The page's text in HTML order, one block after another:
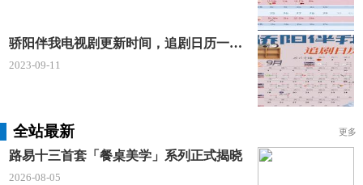
骄阳伴我电视剧更新时间，追剧日历一览表
2023-09-11
全站最新 更多
路易十三首套「餐桌美学」系列正式揭晓
2026-08-05